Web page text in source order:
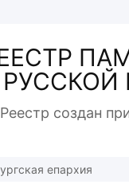
РУССКОЙ
Реестр создан
епархия